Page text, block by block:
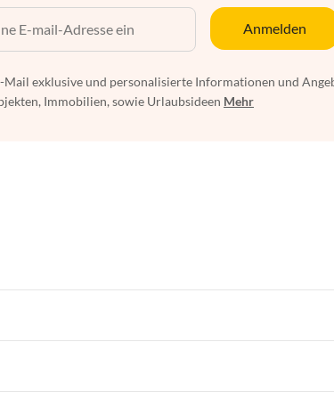
Anmelden
Mail exklusive und personalisierte Informationen und
Immobilien, sowie Urlaubsideen Mehr
Ferienwohnungen in Bayern
Ferienwohnungen in Bayern